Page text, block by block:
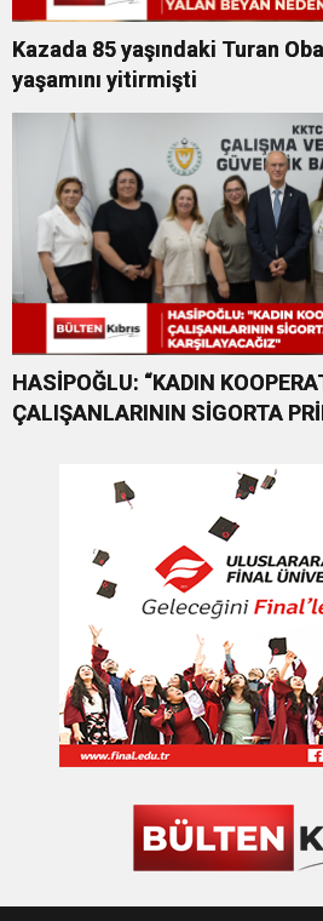
Kazada 85 yaşındaki Turan
yaşamını yitirmişti
HASİPOĞLU: “KADIN
ÇALIŞANLARININ SİGORTA